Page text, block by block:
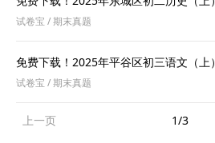
试卷宝 /期末真题
免费下载！2025年平谷区初三语文（上）
试卷宝 /期末真题
上一页 1/3